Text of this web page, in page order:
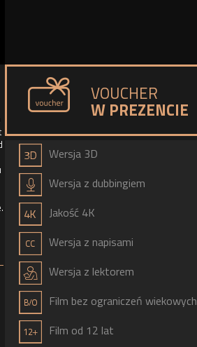
VOUCHER
W PREZENCIE
a
Wersja 3D
h Wersja z dubbingiem
b Jakość 4K
g Wersja z napisami
j
Wersja z lektorem
Film bez ograniczeń wiekowych
Film od 12 lat